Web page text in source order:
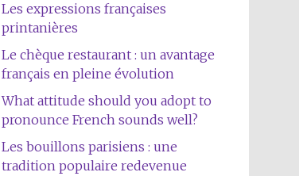
Les expressions françaises
printanières
Le chèque restaurant : un avantage
français en pleine évolution
What attitude should you adopt to
pronounce French sounds well?
Les bouillons parisiens : une
tradition populaire redevenue